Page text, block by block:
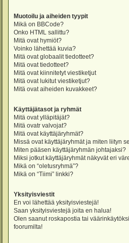
Muotoilu ja aiheiden tyypit
Mikä on BBCode?
Onko HTML sallittu?
Mitä ovat hymiöt?
Voinko lähettää kuvia?
Mitä ovat globaalit tiedotteet?
Mitä ovat tiedotteet?
Mitä ovat kiinnitetyt viestiketjut
Mitä ovat lukitut viestiketjut?
Mitä ovat aiheiden kuvakkeet?
Käyttäjätasot ja ryhmät
Mitä ovat ylläpitäjät?
Mitä ovatr valvojat?
Mitä ovat käyttäjäryhmät?
Missä ovat käyttäjäryhmät ja miten liityn
Miten pääsen käyttäjäryhmän johtajaksi?
Miksi jotkut käyttäjäryhmät näkyvät eri
Mikä on “oletusryhmä”?
Mikä on “Tiimi” linkki?
Yksityisviestit
En voi lähettää yksityisviestejä!
Saan yksityisviestejä joita en halua!
Olen saanut roskapostia tai
foorumilta!